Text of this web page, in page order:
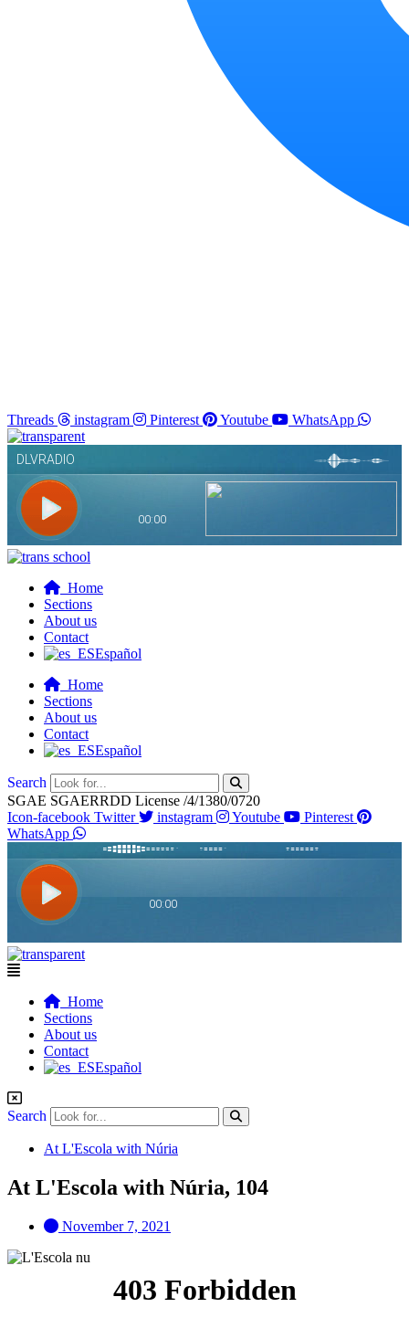
Threads instagram Pinterest Youtube WhatsApp
Home
Sections
About us
Contact
Español
Home
Sections
About us
Contact
Español
Search
SGAE SGAERRDD License /4/1380/0720
Icon-facebook Twitter instagram Youtube
Pinterest
WhatsApp
Flyout
Home
Sections
About us
Contact
Español
Search
At L'Escola with Núria
At L'Escola with Núria, 104
November 7, 2021